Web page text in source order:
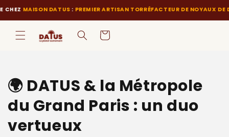
passer
au
contenu
MAISON DATUS:PREMIER ARTISAN TORRÉFACTEUR DE NOYAUX DE
Panier
🌍 DATUS & la Métropole
du Grand Paris : un duo
vertueux